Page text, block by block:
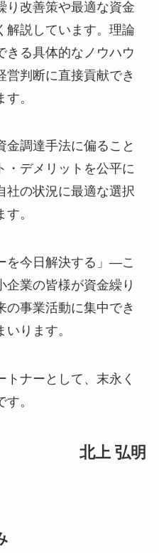
り改善策や最適な資金
解説しています。理論
きる具体的なノウハウ
営判断に直接貢献でき
。
金調達手法に偏ること
・デメリットを公平に
社の状況に最適な選択
。
を今日解決する」—こ
企業の皆様が資金繰り
の事業活動に集中でき
ります。
トナーとして、末永く
。
北上 弘明